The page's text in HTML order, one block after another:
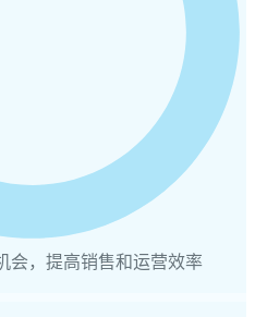
会，提高销售和运营效率